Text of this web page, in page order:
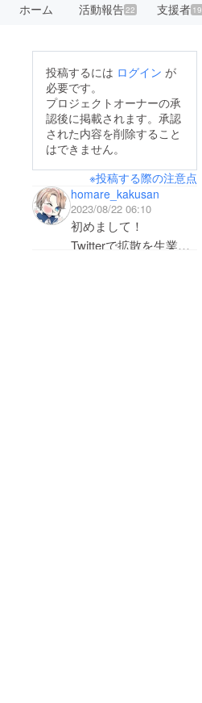
ホーム 活動報告22 支援者 19
投稿するには ログイン が
必要です。
プロジェクトオーナーの承
認後に掲載されます。承認
された内容を削除すること
はできません。
※投稿する際の注意点
homare_kakusan
2023/08/22 06:10
初めまして！
Twitterで拡散を生業と